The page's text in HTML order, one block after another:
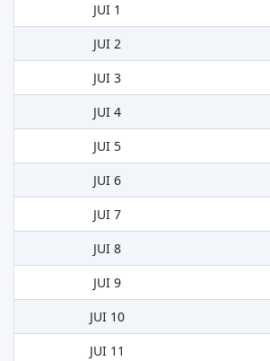
JUI 1
JUI 2
JUI 3
JUI 4
JUI 5
JUI 6
JUI 7
JUI 8
JUI 9
JUI 10
JUI 11